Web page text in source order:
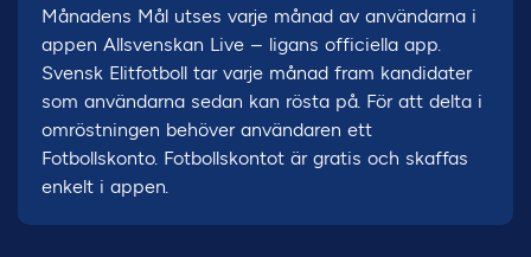
Månadens Mål utses varje månad av användarna i
appen Allsvenskan Live – ligans officiella app.
Svensk Elitfotboll tar varje månad fram kandidater
som användarna sedan kan rösta på. För att delta i
omröstningen behöver användaren ett
Fotbollskonto. Fotbollskontot är gratis och skaffas
enkelt i appen.